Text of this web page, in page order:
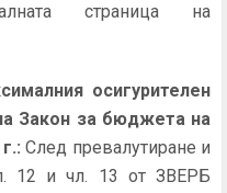
страница на
осигурителен
Закон за бюджета на
След превалутиране и
12 и чл. 13 от ЗВЕРБ